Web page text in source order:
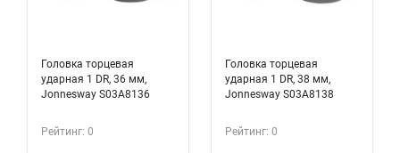
Головка торцевая
ударная 1 DR, 36 мм,
Jonnesway S03A8136
Рейтинг: 0
Головка торцевая
ударная 1 DR, 38 мм,
Jonnesway S03A8138
Рейтинг: 0